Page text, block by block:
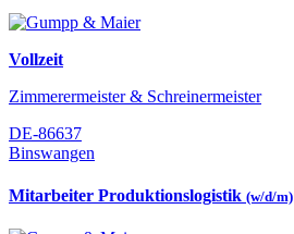
Vollzeit
Zimmerermeister & Schreinermeister
DE-86637
Binswangen
Mitarbeiter Produktionslogistik (w/d/m)